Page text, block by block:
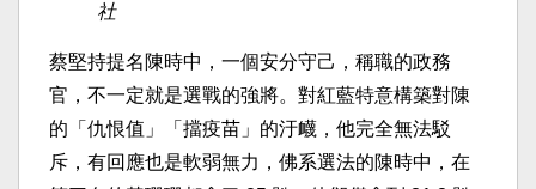
社
蔡堅持提名陳時中，一個安分守己，稱職的政務
官，不一定就是選戰的強將。對紅藍特意構築對陳
的「仇恨值」「擋疫苗」的汙衊，他完全無法駁
斥，有回應也是軟弱無力，佛系選法的陳時中，在